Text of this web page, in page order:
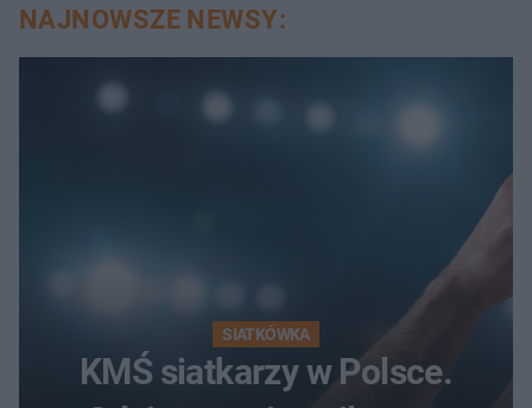
NAJNOWSZE NEWSY:
SIATKÓWKA
KMŚ siatkarzy w Polsce.